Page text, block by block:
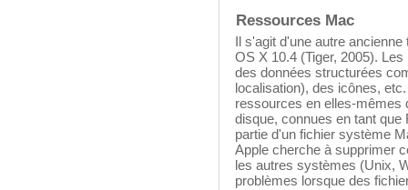
Ressources Mac
Il s'agit d'une autre
OS X 10.4 (Tiger, 2005).
des données structurées
localisation), des icônes,
ressources en elles-mêmes
disque, connues en tant
partie d'un fichier système
Apple cherche à supprimer
les autres systèmes (Unix,
problèmes lorsque des